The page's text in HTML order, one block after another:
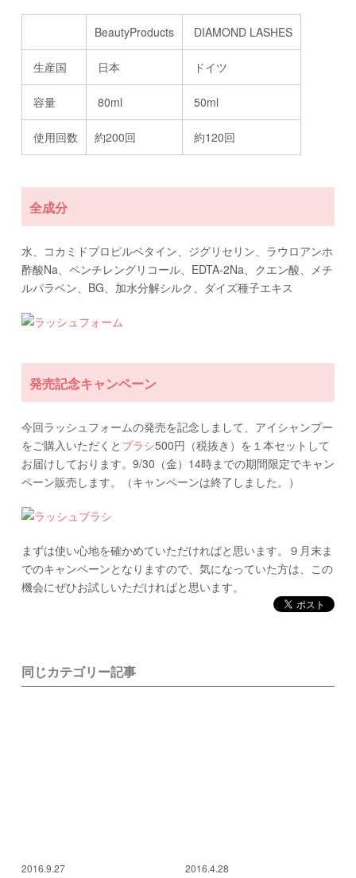
BeautyProducts DIAMOND LASHES
生産国 日本 ドイツ
容量 80ml 50ml
使用回数 約200回 約120回
全成分
水、コカミドプロピルベタイン、ジグリセリン、ラウロアンホ
酢酸Na、ペンチレングリコール、EDTA-2Na、クエン酸、メチ
ルパラベン、BG、加水分解シルク、ダイズ種子エキス
発売記念キャンペーン
今回ラッシュフォームの発売を記念しまして、アイシャンプー
をご購入いただくと ブラシ500円（税抜き）を１本セットして
お届けしております。9/30（金）14時までの期間限定でキャン
ペーン販売します。（キャンペーンは終了しました。）
まずは使い心地を確かめていただければと思います。９月末ま
でのキャンペーンとなりますので、気になっていた方は、この
機会にぜひお試しいただければと思います。
同じカテゴリー記事
2016.9.27 2016.4.28